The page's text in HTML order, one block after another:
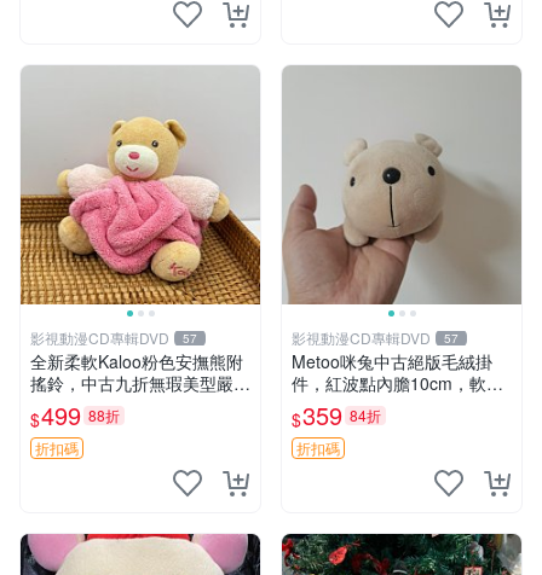
影視動漫CD專輯DVD 57
全新柔軟Kaloo粉色安撫熊附
搖鈴，中古九折無瑕美型嚴選
收藏 粉色 安撫 玩具
$499 88折
折扣碼
影視動漫CD專輯DVD 57
Metoo咪兔中古絕版毛絨掛
件，紅波點內膽10cm，軟糯
宜贈送收藏 咪熊 毛絨 掛件
$359 84折
折扣碼